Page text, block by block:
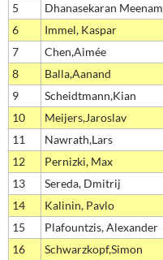
5
Dhanasekaran
6
Immel, Kaspar
7
Chen,Aimée
8
Balla,Aanand
9
Scheidtmann,Kian
10
Meijers,Jaroslav
11
Nawrath,Lars
12
Pernizki, Max
13
Sereda, Dmitrij
14
Kalinin, Pavlo
15
Plafountzis, Alexander
16
Schwarzkopf,Simon